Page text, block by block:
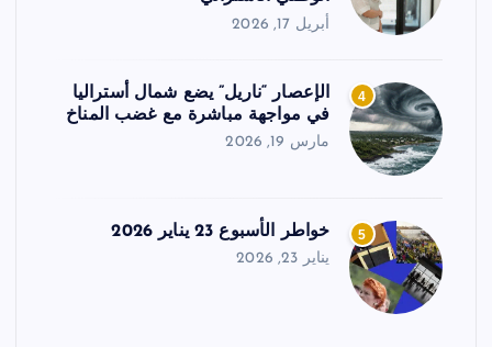
أبريل 17, 2026
4
الإعصار “ناريل” يضع شمال أستراليا
في مواجهة مباشرة مع غضب المناخ
مارس 19, 2026
5 خواطر الأسبوع 23 يناير 2026
يناير 23, 2026